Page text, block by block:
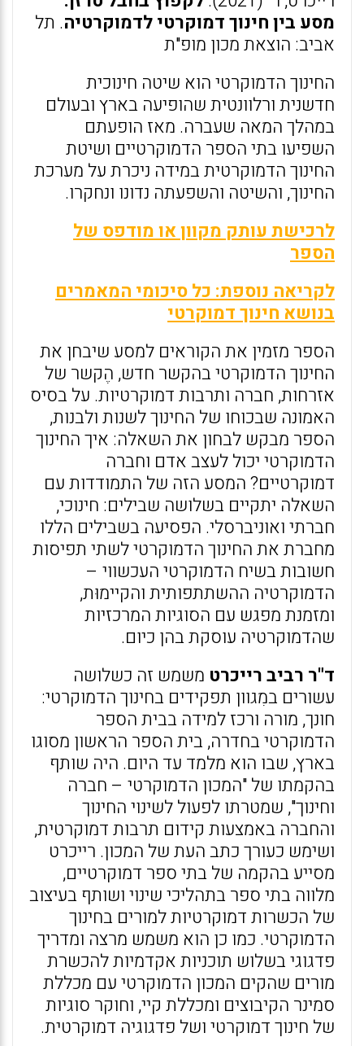
p
k
מסע בין חינוך דמוקרטי לדמוקרטיה. תל
אביב: הוצאת מכון מופ"ת
החינוך הדמוקרטי הוא שיטה חינוכית
חדשנית ורלוונטית שהופיעה בארץ ובעולם
במהלך המאה שעברה. מאז הופעתם
השפיעו בתי הספר הדמוקרטיים ושיטת
החינוך הדמוקרטית במידה ניכרת על מערכת
החינוך, והשיטה והשפעתה נדונו ונחקרו.
לרכישת עותק מקוון או מודפס של
הספר
לקריאה נוספת: כל סיכומי המאמרים
בנושא חינוך דמוקרטי
הספר מזמין את הקוראים למסע שיבחן את
החינוך הדמוקרטי בהקשר חדש, הֶקשר של
אזרחות, חברה ותרבות דמוקרטיות. על בסיס
האמונה שבכוחו של החינוך לשנות ולבנות,
הספר מבקש לבחון את השאלה: איך החינוך
הדמוקרטי יכול לעצב אדם וחברה
דמוקרטיים? המסע הזה של התמודדות עם
השאלה יתקיים בשלושה שבילים: חינוכי,
חברתי ואוניברסלי. הפסיעה בשבילים הללו
מחברת את החינוך הדמוקרטי לשתי תפיסות
חשובות בשיח הדמוקרטי העכשווי –
הדמוקרטיה ההשתתפותית והקיימוּת,
ומזמנת מפגש עם הסוגיות המרכזיות
שהדמוקרטיה עוסקת בהן כיום.
ד"ר רביב רייכרט משמש זה כשלושה
עשורים במִגוון תפקידים בחינוך הדמוקרטי:
חונך, מורה ורכז למידה בבית הספר
הדמוקרטי בחדרה, בית הספר הראשון מסוגו
בארץ, שבו הוא מלמד עד היום. היה שותף
בהקמתו של "המכון הדמוקרטי – חברה
וחינוך", שמטרתו לפעול לשינוי החינוך
והחברה באמצעות קידום תרבות דמוקרטית,
ושימש כעורך כתב העת של המכון. רייכרט
מסייע בהקמה של בתי ספר דמוקרטיים,
מלווה בתי ספר בתהליכי שינוי ושותף בעיצוב
של הכשרות דמוקרטיות למורים בחינוך
הדמוקרטי. כמו כן הוא משמש מרצה ומדריך
פדגוגי בשלוש תוכניות אקדמיות להכשרת
מורים שהקים המכון הדמוקרטי עם מכללת
סמינר הקיבוצים ומכללת קיי, וחוקר סוגיות
של חינוך דמוקרטי ושל פדגוגיה דמוקרטית.